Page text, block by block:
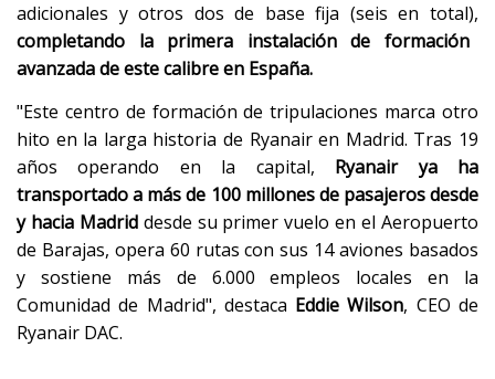
adicionales y otros dos de base fija (seis en total),
completando la primera instalación de formación
avanzada de este calibre en España.
"Este centro de formación de tripulaciones marca otro
hito en la larga historia de Ryanair en Madrid. Tras 19
años operando en la capital, Ryanair ya ha
transportado a más de 100 millones de pasajeros desde
y hacia Madriddesde su primer vuelo en el Aeropuerto
de Barajas, opera 60 rutas con sus 14 aviones basados
y sostiene más de 6.000 empleos locales en la
Comunidad de Madrid", destaca Eddie Wilson, CEO de
Ryanair DAC.